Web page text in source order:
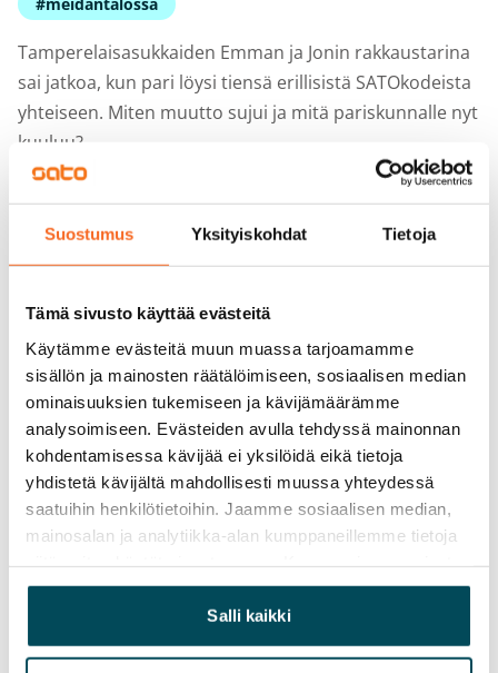
Suostumus Yksityiskohdat Tietoja
Tämä sivusto käyttää evästeitä
Käytämme evästeitä muun muassa tarjoamamme
sisällön ja mainosten räätälöimiseen, sosiaalisen median
ominaisuuksien tukemiseen ja kävijämäärämme
analysoimiseen. Evästeiden avulla tehdyssä mainonnan
kohdentamisessa kävijää ei yksilöidä eikä tietoja
yhdistetä kävijältä mahdollisesti muussa yhteydessä
saatuihin henkilötietoihin. Jaamme sosiaalisen median,
mainosalan ja analytiikka-alan kumppaneillemme tietoja
yhdistää näitä tietoja muihin tietoihin, joita olet antanut
heille tai joita on kerätty, kun olet käyttänyt heidän
palvelujaan.
Salli kaikki
Tamperelaisasukkaiden Emman ja Jonin rakkaustarina
sai jatkoa, kun pari löysi tiensä erillisistä SATOkodeista
yhteiseen. Miten muutto sujui ja mitä pariskunnalle nyt
kuuluu?
Lue lisää
Ukrainalainen Smyrna löysi Leppävaarasta
vuokrakodin, jossa voi olla oma luova ja tanssiva
itsensä
Miltä tuntuu saada oma koti pitkän epävarmuuden
jälkeen? Smyrna asui ensimmäisen vuotensa
Suomessa vastaanottokeskuksessa. Kun hän vihdoin
sai avaimet omaan vuokrakotiin, alkoi arki vähitellen
asettua paikoilleen.
Lue lisää